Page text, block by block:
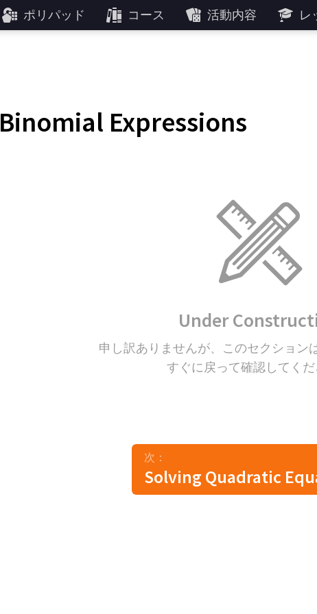
ポリパッド コース 活動内容 レ
Binomial Expressions
Under
申し訳ありませんが、このセクション
すぐに戻って確認してく
次：
Solving Quadratic